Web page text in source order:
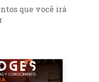
que você irá